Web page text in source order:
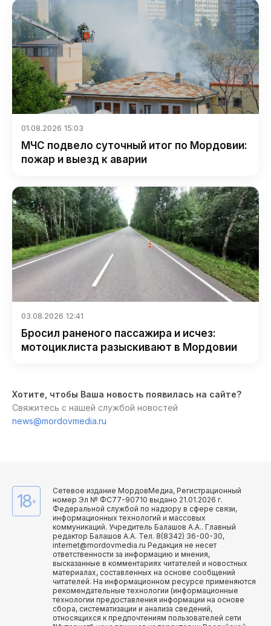
01.08.2026 15:03
МЧС подвело суточный итог по Мордовии:
пожар и выезд к аварии
03.08.2026 12:41
Бросил раненого пассажира и исчез:
мотоциклиста разыскивают в Мордовии
Хотите, чтобы Ваша новость появилась на сайте?
Свяжитесь с нашей службой новостей
news@mordovmedia.ru
18+
Сетевое издание МордовМедиа, Регистрационный
номер Эл № ФС77-90710 выдано 21.01.2026 г.
Федеральной службой по надзору в сфере связи,
информационных технологий и массовых
коммуникаций. Учредитель Балашов А.А.. Главный
редактор Балашов А.А. Тел. 8(8342) 36-00-30,
internet@mordovmedia.ru Редакция не несет
ответственности за информацию и мнения,
высказанные в комментариях читателей и новостных
материалах, составленных на основе сообщений
читателей. На информационном ресурсе применяются
рекомендательные технологии (информационные
технологии предоставления информации на основе
сбора, систематизации и анализа сведений,
относящихся к предпочтениям пользователей сети